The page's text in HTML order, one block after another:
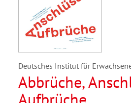
Deutsches Institut für
Abbrüche,